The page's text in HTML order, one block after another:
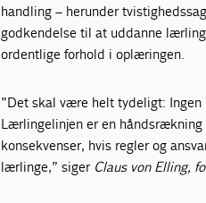
handling – herunder
godkendelse til at uddanne
ordentlige forhold i oplæringen.
”Det skal være helt tydeligt:
Lærlingelinjen er en
konsekvenser, hvis regler og
lærlinge,” siger Claus von Elling,